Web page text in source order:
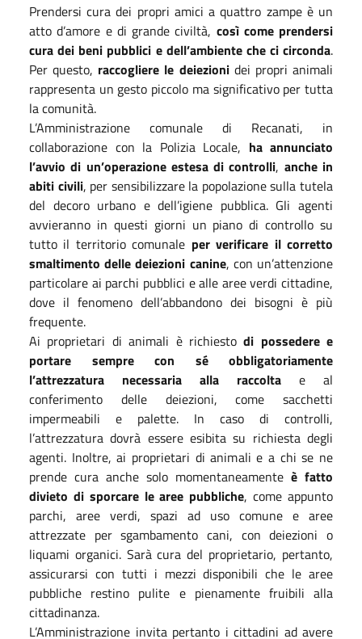
Prendersi cura dei propri amici a quattro zampe è un
atto d’amore e di grande civiltà, così come prendersi
cura dei beni pubblici e dell’ambiente che ci circonda.
Per questo, raccogliere le deiezionidei propri animali
rappresenta un gesto piccolo ma significativo per tutta
la comunità.
L’Amministrazione comunale di Recanati, in
collaborazione con la Polizia Locale, ha annunciato
l’avvio di un’operazione estesa di controlli, anche in
abiti civili, per sensibilizzare la popolazione sulla tutela
del decoro urbano e dell’igiene pubblica. Gli agenti
avvieranno in questi giorni un piano di controllo su
tutto il territorio comunale per verificare il corretto
smaltimento delle deiezioni canine, con un’attenzione
particolare ai parchi pubblici e alle aree verdi cittadine,
dove il fenomeno dell’abbandono dei bisogni è più
frequente.
Ai proprietari di animali è richiestodi possedere e
portare sempre con sé obbligatoriamente
l’attrezzatura necessaria alla raccolta e al
conferimento delle deiezioni, come sacchetti
impermeabili e palette. In caso di controlli,
l’attrezzatura dovrà essere esibita su richiesta degli
agenti. Inoltre, ai proprietari di animali e a chi se ne
prende cura anche solo momentaneamente è fatto
divieto di sporcare le aree pubbliche, come appunto
parchi, aree verdi, spazi ad uso comune e aree
attrezzate per sgambamento cani, con deiezioni o
liquami organici. Sarà cura del proprietario, pertanto,
assicurarsi con tutti i mezzi disponibili che le aree
pubbliche restino pulite e pienamente fruibili alla
cittadinanza.
L’Amministrazione invita pertanto i cittadini ad avere